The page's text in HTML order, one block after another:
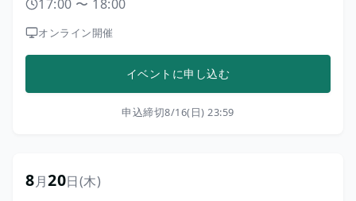
17:00 〜 18:00
オンライン開催
イベントに申し込む
申込締切8/16(日) 23:59
8月20日(木)